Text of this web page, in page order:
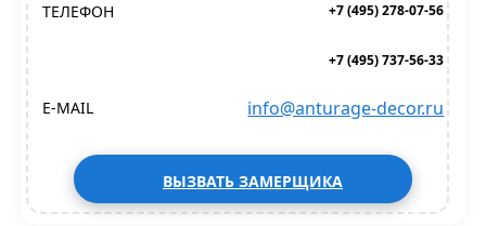
ТЕЛЕФОН +7 (495) 278-07-56
+7 (495) 737-56-33
E-MAIL info@anturage-decor.ru
ВЫЗВАТЬ ЗАМЕРЩИКА